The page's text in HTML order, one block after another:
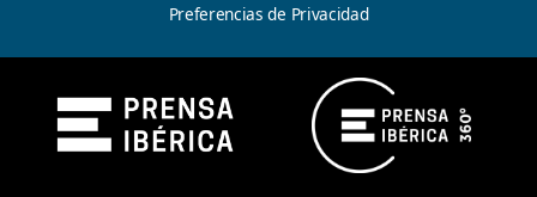
Preferencias de Privacidad